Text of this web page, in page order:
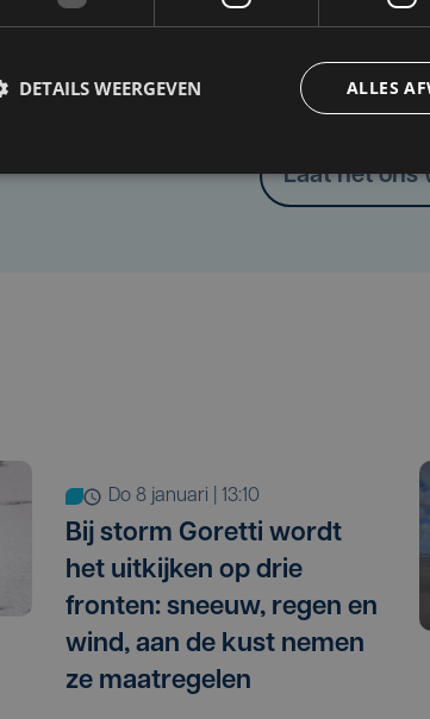
Taalfout
Heb je een taal- of schrijffout
Laat het ons
do 8 januari | 13:10
Bij storm Goretti wordt
het uitkijken op drie
fronten: sneeuw, regen en
wind, aan de kust nemen
ze maatregelen
ALLES
DETAILS WEERGEVEN